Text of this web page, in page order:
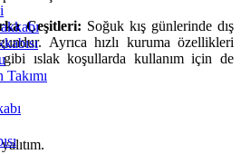
Çeşitleri: Soğuk kış günlerinde dış
Ayrıca hızlı kuruma özellikleri
ıslak koşullarda kullanım için de